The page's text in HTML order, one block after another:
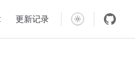
更新记录